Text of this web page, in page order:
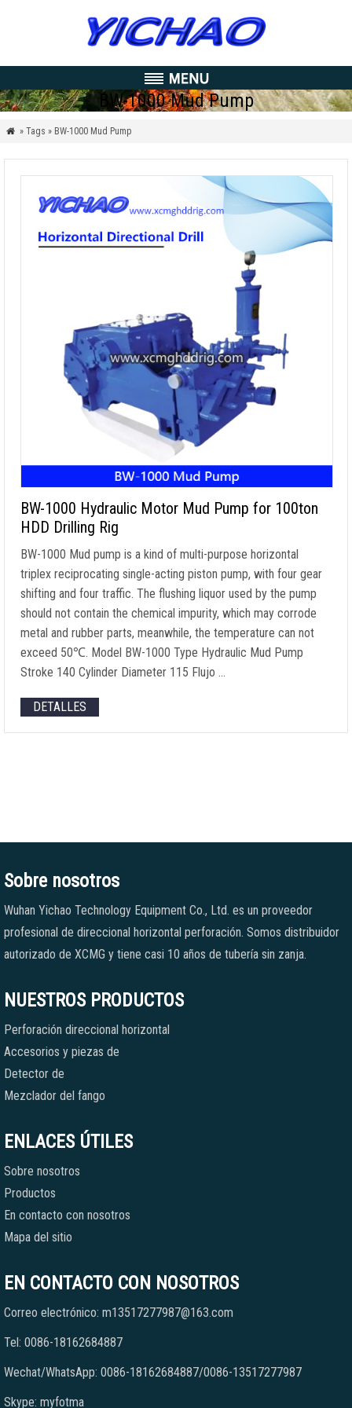
BW-1000 Mud Pump
 » Tags » BW-1000 Mud Pump
BW-1000 Hydraulic Motor Mud Pump for 100ton
HDD Drilling Rig
BW-1000 Mud pump is a kind of multi-purpose horizontal
triplex reciprocating single-acting piston pump, with four gear
shifting and four traffic. The flushing liquor used by the pump
should not contain the chemical impurity, which may corrode
metal and rubber parts, meanwhile, the temperature can not
exceed 50℃. Model BW-1000 Type Hydraulic Mud Pump
Stroke 140 Cylinder Diameter 115 Flujo …
DETALLES
Sobre nosotros
Wuhan Yichao Technology Equipment Co., Ltd. es un proveedor
profesional de direccional horizontal perforación. Somos distribuidor
autorizado de XCMG y tiene casi 10 años de tubería sin zanja.
NUESTROS PRODUCTOS
Perforación direccional horizontal
Accesorios y piezas de
Detector de
Mezclador del fango
ENLACES ÚTILES
Sobre nosotros
Productos
En contacto con nosotros
Mapa del sitio
EN CONTACTO CON NOSOTROS
Correo electrónico: m13517277987@163.com
Tel: 0086-18162684887
Wechat/WhatsApp: 0086-18162684887/0086-13517277987
Skype: myfotma